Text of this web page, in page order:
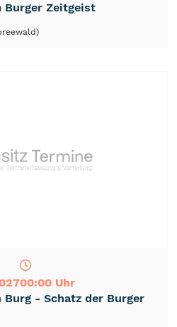
Burger Zeitgeist
00:00 Uhr
- Schatz der Burger